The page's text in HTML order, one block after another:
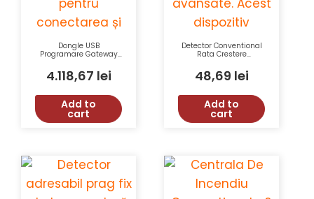
Dongle USB
Programare Gateway
Wireless Morley-IAS
Honeywell MI-RF-USB-
PRO cu Comunicare
de 400m
4.118,67 lei
Add to
cart
Detector Conventional
Rata Crestere
FD8020R Tensiune 15-
30VDC Clasa A2R IP43
48,69 lei
Add to
cart